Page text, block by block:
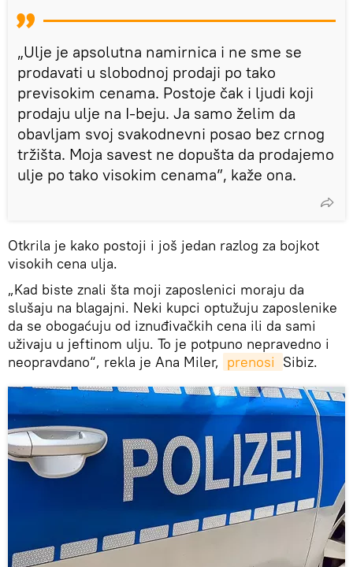
„Ulje je apsolutna namirnica i ne sme se
prodavati u slobodnoj prodaji po tako
previsokim cenama. Postoje čak i ljudi koji
prodaju ulje na I-beju. Ja samo želim da
obavljam svoj svakodnevni posao bez crnog
tržišta. Moja savest ne dopušta da prodajemo
ulje po tako visokim cenama”, kaže ona.
Otkrila je kako postoji i još jedan razlog za bojkot
visokih cena ulja.
„Kad biste znali šta moji zaposlenici moraju da
slušaju na blagajni. Neki kupci optužuju zaposlenike
da se obogaćuju od iznuđivačkih cena ili da sami
uživaju u jeftinom ulju. To je potpuno nepravedno i
neopravdano“, rekla je Ana Miler, prenosi Sibiz.